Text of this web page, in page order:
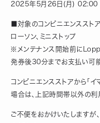
2025年5月26日(月)
■対象のコンビニエンスストア
ローソン、ミニストップ
※メンテナンス開始前に
発券後30分までお支払い可能
コンビニエンスストアから「
場合は、上記時間帯以外の利
ご不便をおかけいたしますが